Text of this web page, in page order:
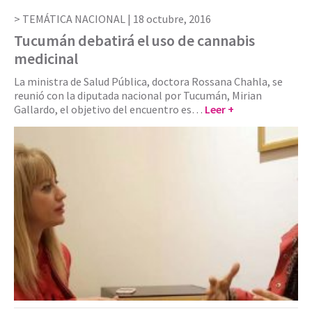
TEMÁTICA NACIONAL | 18 octubre, 2016
Tucumán debatirá el uso de cannabis
medicinal
La ministra de Salud Pública, doctora Rossana Chahla, se
reunió con la diputada nacional por Tucumán, Mirian
Gallardo, el objetivo del encuentro es… Leer +